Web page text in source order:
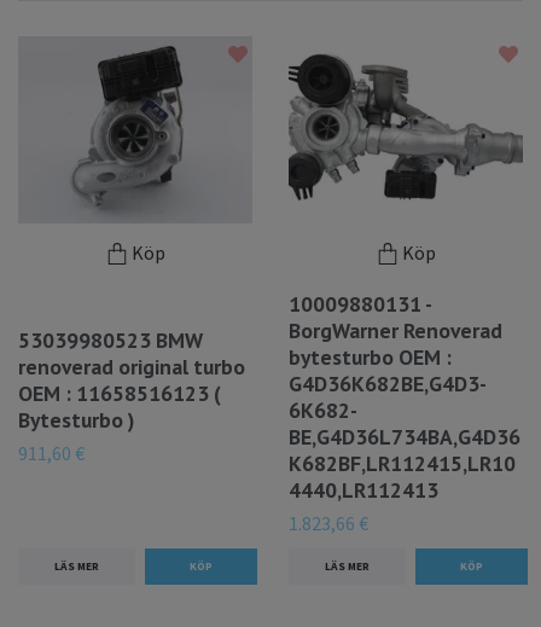
Köp
53039980523 BMW
renoverad original turbo
OEM : 11658516123 (
Bytesturbo )
911,60 €
LÄS MER
Köp
10009880131 -
BorgWarner Renoverad
bytesturbo OEM :
G4D36K682BE,G4D3-
6K682-
BE,G4D36L734BA,G4D36
K682BF,LR112415,LR10
4440,LR112413
1.823,66 €
LÄS MER